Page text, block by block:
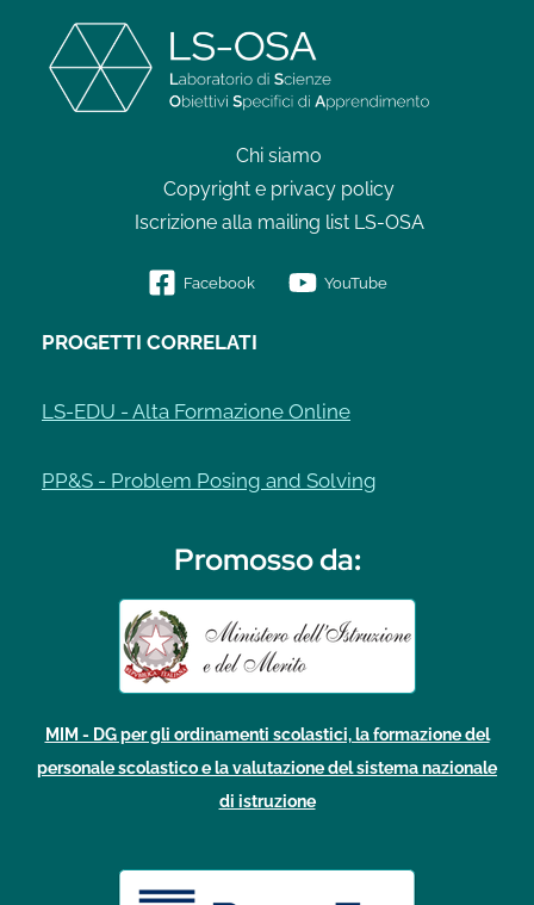
Chi siamo
Copyright e privacy policy
Iscrizione alla mailing list LS-OSA
Facebook YouTube
PROGETTI CORRELATI
LS-EDU - Alta Formazione Online
PP&S - Problem Posing and Solving
Promosso da:
MIM - DG per gli ordinamenti scolastici, la formazione del
personale scolastico e la valutazione del sistema nazionale
di istruzione